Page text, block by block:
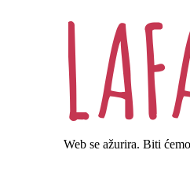
Web se ažurira. Biti